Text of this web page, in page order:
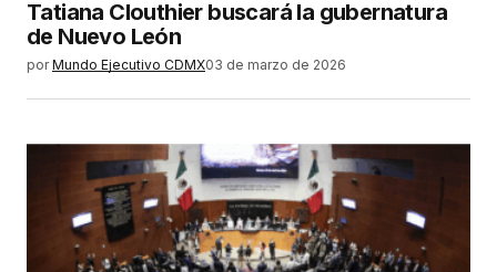
Tatiana Clouthier buscará la gubernatura
de Nuevo León
por Mundo Ejecutivo CDMX03 de marzo de 2026